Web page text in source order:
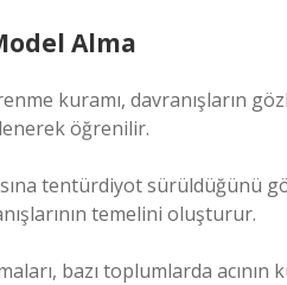
Alma
kuramı, davranışların
öğrenilir.
tentürdiyot sürüldüğünü
temelini oluşturur.
bazı toplumlarda